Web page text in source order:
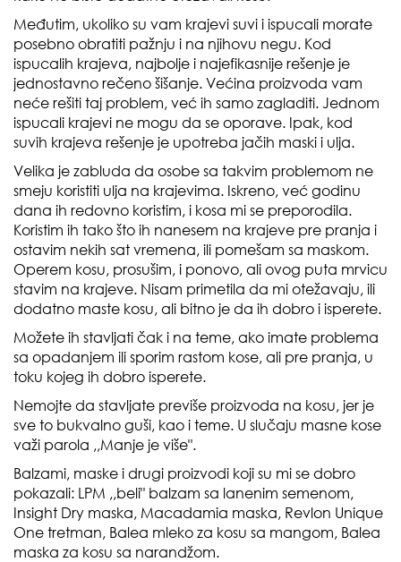
Međutim, ukoliko su vam krajevi suvi i ispucali morate
posebno obratiti pažnju i na njihovu negu. Kod
ispucalih krajeva, najbolje i najefikasnije rešenje je
jednostavno rečeno šišanje. Većina proizvoda vam
neće rešiti taj problem, već ih samo zagladiti. Jednom
ispucali krajevi ne mogu da se oporave. Ipak, kod
suvih krajeva rešenje je upotreba jačih maski i ulja.
Velika je zabluda da osobe sa takvim problemom ne
smeju koristiti ulja na krajevima. Iskreno, već godinu
dana ih redovno koristim, i kosa mi se preporodila.
Koristim ih tako što ih nanesem na krajeve pre pranja i
ostavim nekih sat vremena, ili pomešam sa maskom.
Operem kosu, prosušim, i ponovo, ali ovog puta mrvicu
stavim na krajeve. Nisam primetila da mi otežavaju, ili
dodatno maste kosu, ali bitno je da ih dobro i isperete.
Možete ih stavljati čak i na teme, ako imate problema
sa opadanjem ili sporim rastom kose, ali pre pranja, u
toku kojeg ih dobro isperete.
Nemojte da stavljate previše proizvoda na kosu, jer je
sve to bukvalno guši, kao i teme. U slučaju masne kose
važi parola ,,Manje je više".
Balzami, maske i drugi proizvodi koji su mi se dobro
pokazali: LPM ,,beli" balzam sa lanenim semenom,
Insight Dry maska, Macadamia maska, Revlon Unique
One tretman, Balea mleko za kosu sa mangom, Balea
maska za kosu sa narandžom.